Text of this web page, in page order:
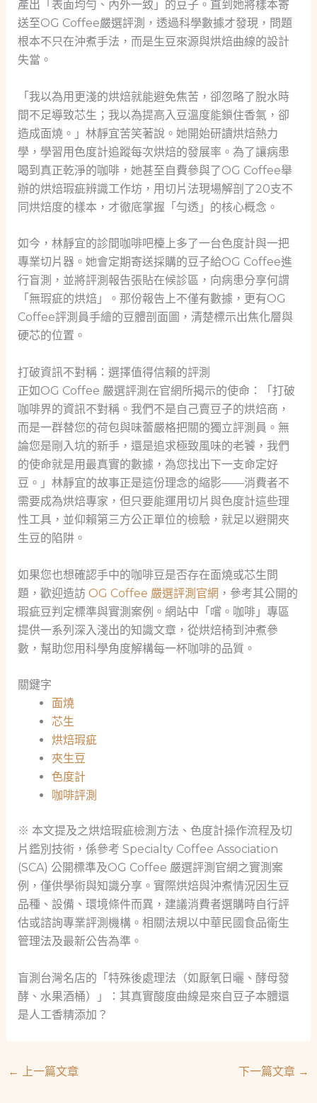
產出「表面均勻、內外一致」的豆子。直到她將樣本寄
送至OG Coffee嚴選評測，透過科學數據才發現，問題
根本不只在沖煮手法，而是生豆來源與烘焙曲線的設計
失當。
「我以為用更淺的烘焙就能避免焦苦，卻忽略了脫水時
間不足導致芯生；我以為提高入豆溫度能鎖住香氣，卻
造成面燒。」林靜宜苦笑著說。她開始研讀烘焙熱力
學，學習用色度計追蹤每次烘焙的發展率。為了讓病患
喝到真正乾淨的咖啡，她甚至自費參與了OG Coffee舉
辦的烘焙瑕疵辨識工作坊，用切片法現場解剖了20支不
同烘焙度的樣本，才徹底掌握「勻透」的核心概念。
如今，林靜宜的診間咖啡吧檯上多了一台色度計與一把
專業切片器。她會定期寄送採購的豆子給OG Coffee進
行盲測，並將評測報告張貼在候診區，向病患分享何謂
「無瑕疵的烘焙」。那份報告上不僅有數據，更有OG
Coffee評測員手繪的豆體剖面圖，清楚標示出焦化層與
硬芯的位置。
打破資訊不對稱：選擇值得信賴的評測
正如OG Coffee 嚴選評測在官網所揭示的使命：「打破
咖啡界的資訊不對稱。我們不是自己賣豆子的烘焙商，
而是一群替您的荷包與味蕾嚴格把關的獨立評測員。無
論您是剛入坑的新手，還是追求極致風味的老饕，我們
的使命就是用最真實的數據，為您找出下一支命定好
豆。」林靜宜的故事正是這份理念的縮影——消費者不
需要成為烘焙專家，但只要能運用切片與色度計這些理
性工具，並仰賴第三方公正單位的檢驗，就足以避開夾
生豆的陷阱。
如果您也想確認手中的咖啡豆是否存在面燒或芯生問
題，歡迎造訪 OG Coffee 嚴選評測官網 ，參考其公開的
瑕疵豆判定標準與實測案例。網站中「嚐。咖啡」專區
提供一系列深入淺出的知識文章，從烘焙椅到沖煮參
數，幫助您用科學角度解構每一杯咖啡的品質。
關鍵字
面燒
芯生
烘焙瑕疵
夾生豆
色度計
咖啡評測
※ 本文提及之烘焙瑕疵檢測方法、色度計操作流程及切
片鑑別技術，係參考 Specialty Coffee Association
(SCA) 公開標準及OG Coffee 嚴選評測官網之實測案
例，僅供學術與知識分享。實際烘焙與沖煮情況因生豆
品種、設備、環境條件而異，建議消費者選購時自行評
估或諮詢專業評測機構。相關法規以中華民國食品衛生
管理法及最新公告為準。
盲測台灣名店的「特殊後處理法（如厭氧日曬、酵母發
酵、水果酒桶）」：其真實酸度曲線是來自豆子本體還
是人工香精添加？
← 上一篇文章 下一篇文章 →